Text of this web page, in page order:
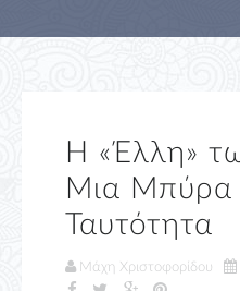
Η «Έλλη»
Μια Μπύρα
Ταυτότητα
Μάχη Χριστοφορίδου